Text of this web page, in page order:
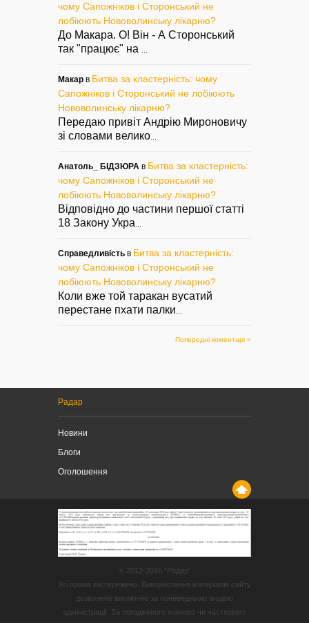
чому Сапожніков і Сторонський не
лобіюють Нововолинську лікарню?
До Макара. О! Він - А Сторонський
так "працює" на
Макар в Битва за кластерність: чому
Сапожніков і Сторонський не лобіюють
Нововолинську лікарню?
Передаю привіт Андрію Мироновичу
зі словами велико
Анатоль_ БІДЗЮРА в Битва за кластерність:
чому Сапожніков і Сторонський не
лобіюють Нововолинську лікарню?
Відповідно до частини першої статті
18 Закону Укра
Справедливість в Битва за кластерність:
чому Сапожніков і Сторонський не
лобіюють Нововолинську лікарню?
Коли вже той таракан вусатий
перестане пхати палки
Попередні коментарі »
Радар
Новини
Блоги
Оголошення
© 2012-2016 “Радар”
Усі права застережено. Використання матеріалів сайту
дозволено виключно за попередньою згодою
адміністрації. За погодженого повного чи часткового